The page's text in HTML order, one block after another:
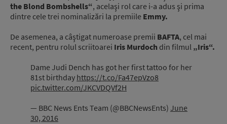
the Blond Bombshells“, acelaşi rol care i-a adus şi prima
dintre cele trei nominalizări la premiile Emmy.
De asemenea, a câştigat numeroase premii BAFTA, cel mai
recent, pentru rolul scriitoarei Iris Murdoch din filmul „Iris“.
Dame Judi Dench has got her first tattoo for her
81st birthday https://t.co/Fa47epVzo8
pic.twitter.com/JKCVDQVf2H
— BBC News Ents Team (@BBCNewsEnts) June
30, 2016